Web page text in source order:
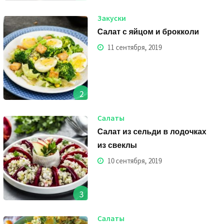
2
Закуски
Салат с яйцом и брокколи
11 сентября, 2019
3
Салаты
Салат из сельди в лодочках
из свеклы
10 сентября, 2019
Салаты